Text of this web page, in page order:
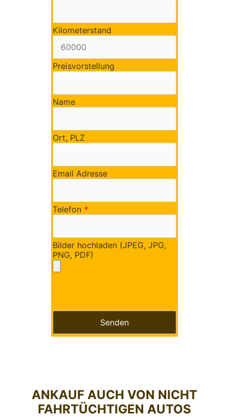
Kilometerstand
Preisvorstellung
Name
Ort, PLZ
Email Adresse
Telefon *
Bilder hochladen (JPEG, JPG,
PNG, PDF)
Bitte lasse dieses Feld leer.
ANKAUF AUCH VON NICHT
FAHRTÜCHTIGEN AUTOS